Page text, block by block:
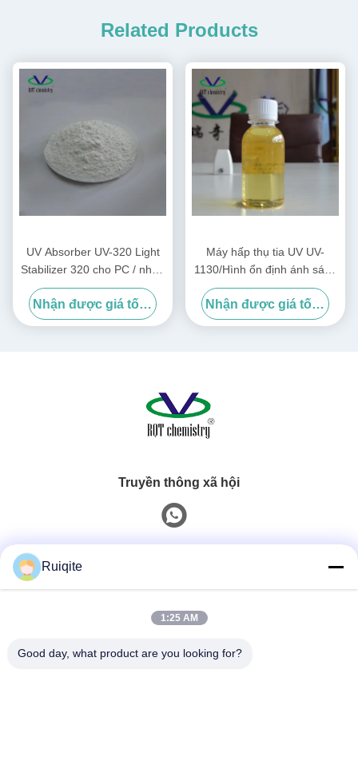
Related Products
UV Absorber UV-320 Light
Stabilizer 320 cho PC / nhựa
không bão hòa / PVC
Nhận được giá tốt nhất
Máy hấp thụ tia UV UV-
1130/Hình ổn định ánh sáng
1130 CAS:104810-48-2 cho
mực / sơn / lớp phủ / axit
acrylic
Nhận được giá tốt nhất
Truyền thông xã hội
0086-18217621160
Ruiqite
1:25 AM
Good day, what product are you looking for?